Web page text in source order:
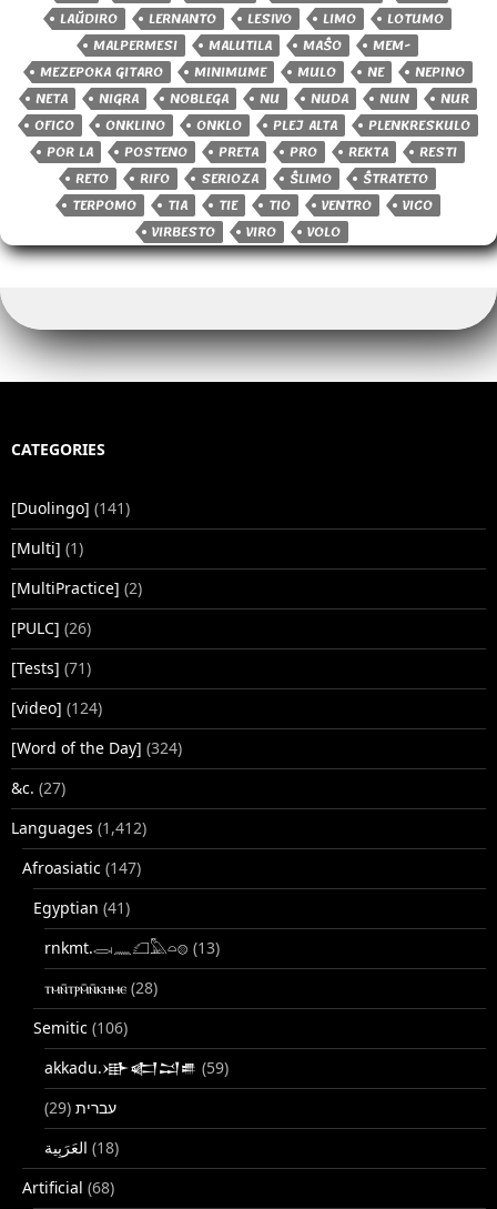
LAŬDIRO
LERNANTO LESIVO LIMO
LOTUMO
MALPERMESI
MALUTILA MAŜO
MEM-
MEZEPOKA GITARO
MINIMUME MULO NE
NEPINO
NETA
NIGRA NOBLEGA NU NUDA NUN
NUR
OFICO
ONKLINO ONKLO PLEJ ALTA
PLENKRESKULO
POR LA
POSTENO PRETA PRO REKTA
RESTI
RETO
RIFO SERIOZA ŜLIMO
ŜTRATETO
TERPOMO
TIA TIE TIO VENTRO
VICO
VIRBESTO
VIRO VOLO
CATEGORIES
[Duolingo] (141)
[Multi] (1)
[MultiPractice] (2)
[PULC] (26)
[Tests] (71)
[video] (124)
[Word of the Day] (324)
&c. (27)
Languages (1,412)
Afroasiatic (147)
Egyptian (41)
rnkmt.𓂋𓏺𓈖𓆎𓅓𓏏𓊖 (13)
ⲧⲙⲛ̄ⲧⲣⲙ̄ⲛ̄ⲕⲏⲙⲉ (28)
Semitic (106)
akkadu.𒀝𒅗𒁺𒌑 (59)
עברית (29)
(18)
Artificial (68)